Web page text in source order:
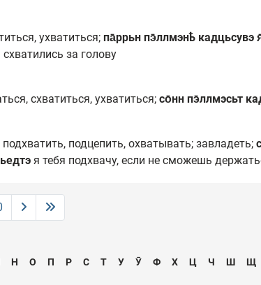
ухватиться; па̄ррьн пэ̄ллмэнҍ кадцьсувэ
схватились за голову
схватиться, ухватиться; со̄нн пэ̄ллмэсьт
подхватить, подцепить, охватывать; завладеть;
я тебя подхвачу, если не сможешь
Н О П Р С Т У Ӯ Ф Х Ц Ч Ш Щ